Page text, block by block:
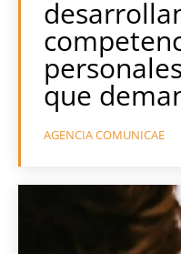
que
AGENCIA COMUNICAE